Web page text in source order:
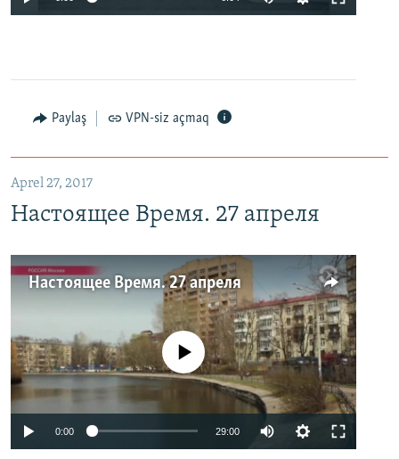
Paylaş VPN-siz açmaq
Aprel 27, 2017
Настоящее Время. 27 апреля
Настоящее Время. 27 апреля
No media source currently available
0:00 29:00